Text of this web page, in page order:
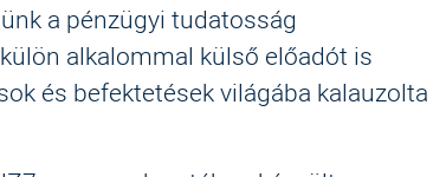
a pénzügyi tudatosság
alkalommal külső előadót is
és befektetések világába kalauzolta